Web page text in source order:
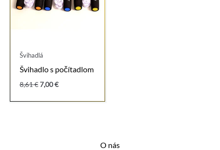
Švihadlá
Švihadlo s počítadlom
8,61€ Pôvodná
bola:
7,00€Aktuálna
je:
O nás